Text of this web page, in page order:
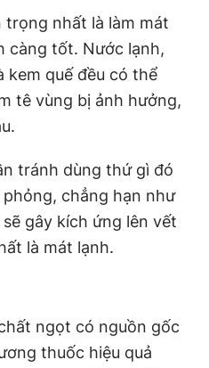
trọng nhất là làm mát
càng tốt. Nước lạnh,
kem quế đều có thể
tê vùng bị ảnh hưởng,
tránh dùng thứ gì đó
chẳng hạn như
gây kích ứng lên vết
là mát lạnh.
ngọt có nguồn gốc
thuốc hiệu quả